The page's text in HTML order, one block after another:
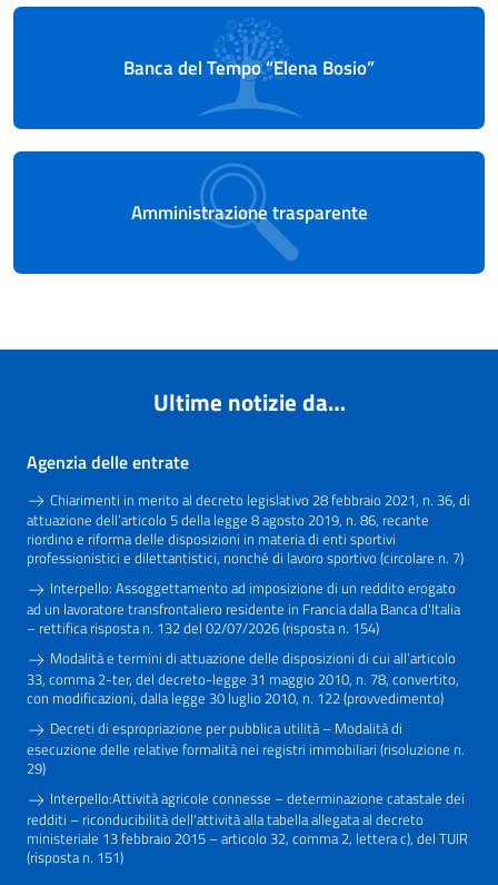
Banca del Tempo “Elena Bosio”
Amministrazione trasparente
Ultime notizie da…
Agenzia delle entrate
Chiarimenti in merito al decreto legislativo 28 febbraio 2021, n. 36, di
attuazione dell’articolo 5 della legge 8 agosto 2019, n. 86, recante
riordino e riforma delle disposizioni in materia di enti sportivi
professionistici e dilettantistici, nonché di lavoro sportivo (circolare n. 7)
Interpello: Assoggettamento ad imposizione di un reddito erogato
ad un lavoratore transfrontaliero residente in Francia dalla Banca d'Italia
– rettifica risposta n. 132 del 02/07/2026 (risposta n. 154)
Modalità e termini di attuazione delle disposizioni di cui all’articolo
33, comma 2-ter, del decreto-legge 31 maggio 2010, n. 78, convertito,
con modificazioni, dalla legge 30 luglio 2010, n. 122 (provvedimento)
Decreti di espropriazione per pubblica utilità – Modalità di
esecuzione delle relative formalità nei registri immobiliari (risoluzione n.
29)
Interpello:Attività agricole connesse – determinazione catastale dei
redditi – riconducibilità dell'attività alla tabella allegata al decreto
ministeriale 13 febbraio 2015 – articolo 32, comma 2, lettera c), del TUIR
(risposta n. 151)